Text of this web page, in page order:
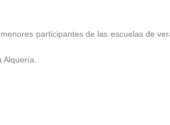
participantes de las escuelas de